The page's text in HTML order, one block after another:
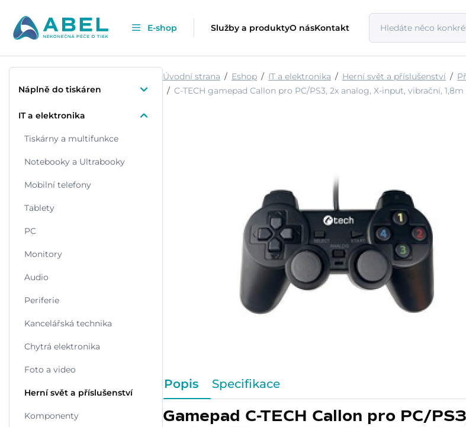
E-shop Služby a produktyO násKontakt
Náplně do tiskáren
IT a elektronika
Tiskárny a multifunkce
Notebooky a Ultrabooky
Mobilní telefony
Tablety
PC
Monitory
Audio
Periferie
Kancelářská technika
Chytrá elektronika
Foto a video
Herní svět a příslušenství
Komponenty
Úvodní strana Eshop IT a elektronika Herní svět a příslušenství
C-TECH gamepad Callon pro PC/PS3, 2x analog, X-input, vibrační, 1,8m
Popis Specifikace
Gamepad C-TECH Callon pro PC/